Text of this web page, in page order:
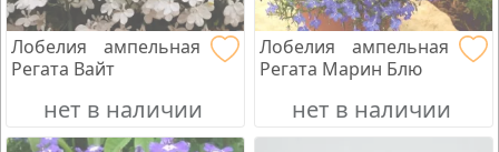
Лобелия ампельная
Регата Вайт
нет в наличии
Лобелия ампельная
Регата Марин Блю
нет в наличии